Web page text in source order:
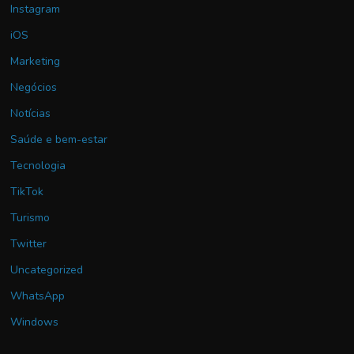
Instagram
iOS
Marketing
Negócios
Notícias
Saúde e bem-estar
Tecnologia
TikTok
Turismo
Twitter
Uncategorized
WhatsApp
Windows